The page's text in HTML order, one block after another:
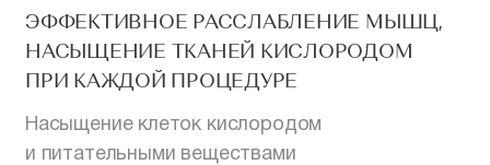
ЭФФЕКТИВНОЕ РАССЛАБЛЕНИЕ МЫШЦ,
НАСЫЩЕНИЕ ТКАНЕЙ КИСЛОРОДОМ
ПРИ КАЖДОЙ ПРОЦЕДУРЕ
Насыщение клеток кислородом
и питательными веществами